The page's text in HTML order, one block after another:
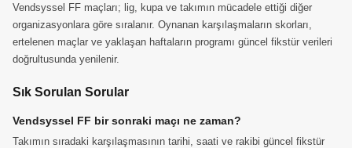
Vendsyssel FF maçları; lig, kupa ve takımın mücadele ettiği diğer
organizasyonlara göre sıralanır. Oynanan karşılaşmaların skorları,
ertelenen maçlar ve yaklaşan haftaların programı güncel fikstür verileri
doğrultusunda yenilenir.
Sık Sorulan Sorular
Vendsyssel FF bir sonraki maçı ne zaman?
Takımın sıradaki karşılaşmasının tarihi, saati ve rakibi güncel fikstür